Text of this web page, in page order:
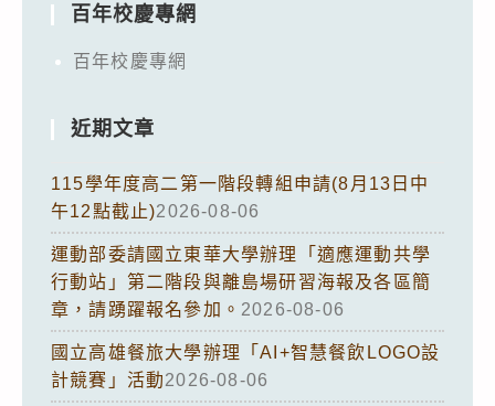
百年校慶專網
百年校慶專網
近期文章
115學年度高二第一階段轉組申請(8月13日中
午12點截止)2026-08-06
運動部委請國立東華大學辦理「適應運動共學
行動站」第二階段與離島場研習海報及各區簡
章，請踴躍報名參加。 2026-08-06
國立高雄餐旅大學辦理「AI+智慧餐飲LOGO設
計競賽」活動2026-08-06